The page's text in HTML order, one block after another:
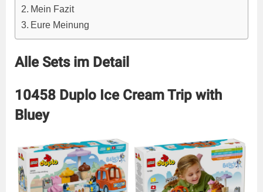
Mein Fazit
Eure Meinung
Alle Sets im Detail
10458 Duplo Ice Cream Trip with
Bluey